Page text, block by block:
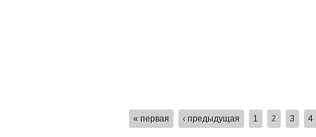
« первая ‹ предыдущая 1 2 3 4